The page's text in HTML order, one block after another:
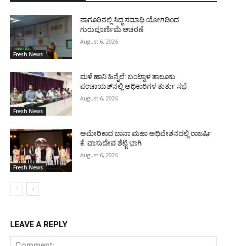
Fresh News
ನಾಗೂರಿನಲ್ಲಿ ಸಿದ್ಧ ಸಮಾಧಿ ಯೋಗದಿಂದ
ಗುರುಪೂರ್ಣಿಮೆ ಆಚರಣೆ
August 6, 2026
Fresh News
ಮಳೆ ಹಾನಿ ಹಿನ್ನೆಲೆ: ಬಂಟ್ವಾಳ ತಾಲೂಕು
ಪಂಚಾಯತ್‌ನಲ್ಲಿ ಅಧಿಕಾರಿಗಳ ತುರ್ತು ಸಭೆ
August 6, 2026
Fresh News
ಅಮೇರಿಕಾದ ಬಾನಾ ಮಹಾ ಅಧಿವೇಶನದಲ್ಲಿ ರಾಜರ್ಷಿ
ಕೆ. ವಾಸುದೇವ ಶೆಟ್ಟಿ ಭಾಗಿ
August 6, 2026
LEAVE A REPLY